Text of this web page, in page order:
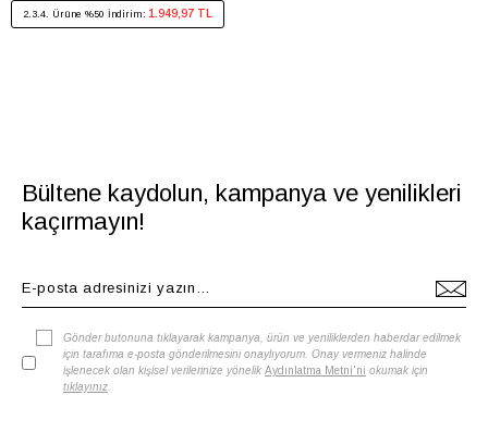
2.3.4. Ürüne %50 İndirim: 1.949,97 TL
Bültene kaydolun, kampanya ve yenilikleri
kaçırmayın!
Gönder butonuna tıklayarak kampanya, ürün ve yeniliklerden haberdar edilmek
için tarafıma e-posta gönderilmesini onaylıyorum. Onay vermeniz halinde
işlenecek olan kişisel verilerinize yönelik Aydınlatma Metni'ni okumak için
tıklayınız